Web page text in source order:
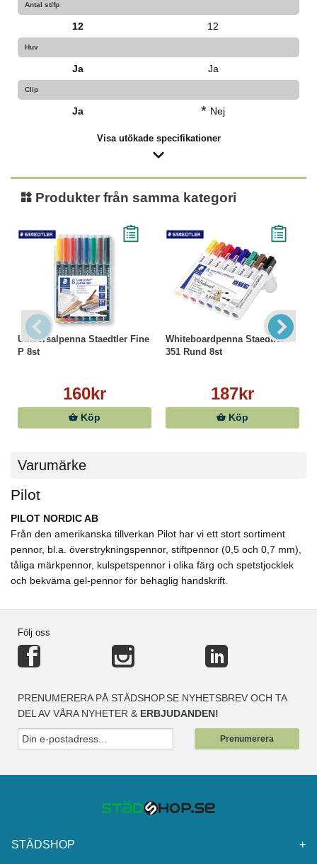
Antal st/fp
12 12
Huv
Ja Ja
Clip
Ja * Nej
Visa utökade specifikationer
Produkter från samma kategori
Universalpenna Staedtler Fine
P 8st
160kr
Köp
Whiteboardpenna Staedtler
351 Rund 8st
187kr
Köp
Varumärke
Pilot
PILOT NORDIC AB
Från den amerikanska tillverkan Pilot har vi ett stort sortiment
pennor, bl.a. överstrykningspennor, stiftpennor (0,5 och 0,7 mm),
tåliga märkpennor, kulspetspennor i olika färg och spetstjocklek
och bekväma gel-pennor för behaglig handskrift.
Följ oss
PRENUMERERA PÅ STÄDSHOP.SE NYHETSBREV OCH TA
DEL AV VÅRA NYHETER & ERBJUDANDEN!
Prenumerera
STÄDSHOP +